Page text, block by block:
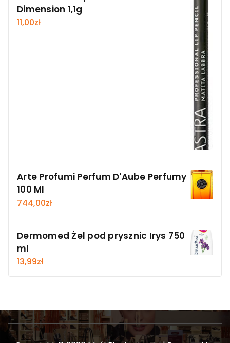
Dimension 1,1g
11,00zł
Arte Profumi Perfum D'Aube Perfumy
100 Ml
744,00zł
Dermomed Żel pod prysznic Irys 750
ml
13,99zł